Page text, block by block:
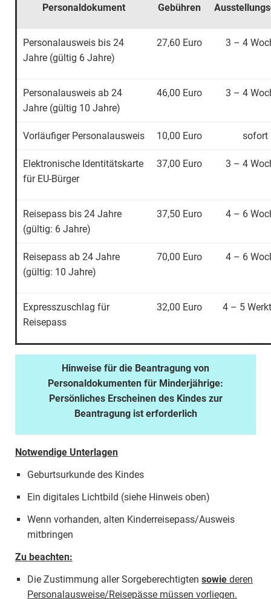
Personaldokument Gebühren
Personalausweis bis 24
Jahre (gültig 6 Jahre)
27,60 Euro 3 – 4
Personalausweis ab 24
Jahre (gültig 10 Jahre)
46,00 Euro 3 – 4
Vorläufiger Personalausweis 10,00 Euro sofort
Elektronische Identitätskarte
für EU-Bürger
37,00 Euro 3 – 4
Reisepass bis 24 Jahre
(gültig: 6 Jahre)
37,50 Euro 4 – 6
Reisepass ab 24 Jahre
(gültig: 10 Jahre)
70,00 Euro 4 – 6
Expresszuschlag für
Reisepass
32,00 Euro 4 – 5
Hinweise für die Beantragung von
Personaldokumenten für Minderjährige:
Persönliches Erscheinen des Kindes zur
Beantragung ist erforderlich
Notwendige Unterlagen
Geburtsurkunde des Kindes
Ein digitales Lichtbild (siehe Hinweis oben)
Wenn vorhanden, alten Kinderreisepass/Ausweis
mitbringen
Zu beachten:
Die Zustimmung aller Sorgeberechtigten sowie deren
Personalausweise/Reisepässe müssen vorliegen.